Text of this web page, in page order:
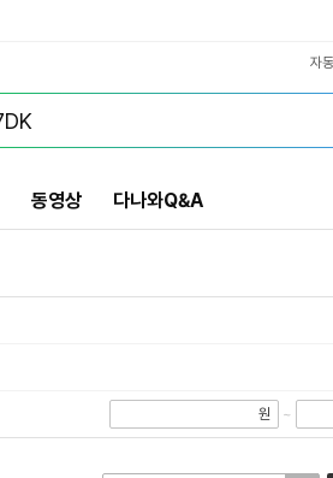
자
동영상 다나와Q&A
원 ~